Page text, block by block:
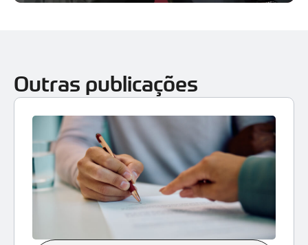
Outras publicações